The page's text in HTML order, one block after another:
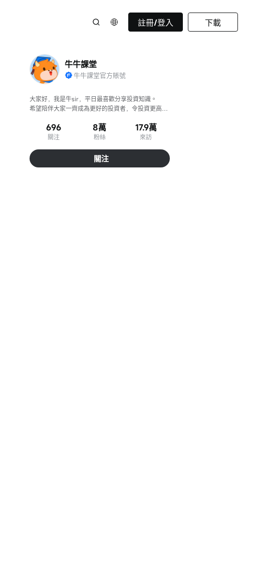
註冊/登入 下載
牛牛課堂
牛牛課堂官方賬號
大家好，我是牛sir，平日最喜歡分享投資知識。
希望陪伴大家一齊成為更好的投資者，令投資更高
696
關注
8萬
粉絲
17.9萬
來訪
關注